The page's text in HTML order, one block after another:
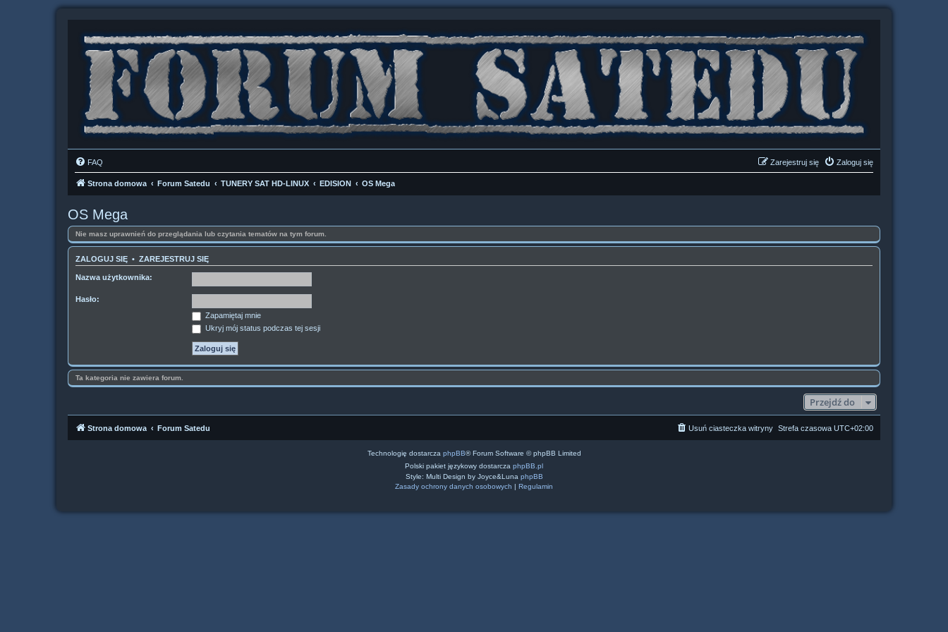
FAQ Zaloguj się
Zarejestruj się
Strona domowa Forum Satedu TUNERY SAT HD-LINUX EDISION OS Mega
OS Mega
Nie masz uprawnień do przeglądania lub czytania tematów na tym forum.
ZALOGUJ SIĘ • ZAREJESTRUJ SIĘ
Nazwa użytkownika:
Hasło:
Zapamiętaj mnie
Ukryj mój status podczas tej sesji
Ta kategoria nie zawiera forum.
Przejdź do
Strona domowa Forum Satedu Strefa czasowa UTC+02:00
Usuń ciasteczka witryny
Technologię dostarcza phpBB® Forum Software © phpBB Limited
Polski pakiet językowy dostarcza phpBB.pl
Style: Multi Design by Joyce&Luna phpBB
Zasady ochrony danych osobowych | Regulamin